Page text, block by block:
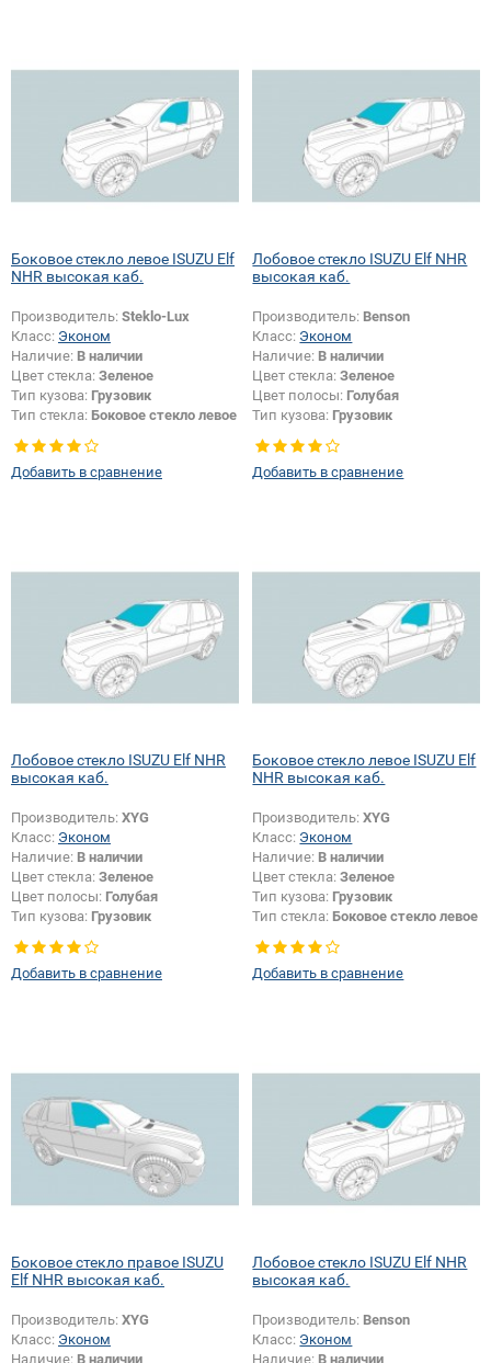
Боковое стекло левое ISUZU Elf
NHR высокая каб.
Производитель: Steklo-Lux
Класс: Эконом
Наличие: В наличии
Цвет стекла: Зеленое
Тип кузова: Грузовик
Тип стекла: Боковое стекло левое
Добавить в сравнение
Лобовое стекло ISUZU Elf NHR
высокая каб.
Производитель: Benson
Класс: Эконом
Наличие: В наличии
Цвет стекла:Зеленое
Цвет полосы: Голубая
Тип кузова: Грузовик
Добавить в сравнение
Лобовое стекло ISUZU Elf NHR
высокая каб.
Производитель: XYG
Класс: Эконом
Наличие: В наличии
Цвет стекла: Зеленое
Цвет полосы: Голубая
Тип кузова: Грузовик
Добавить в сравнение
Боковое стекло левое ISUZU Elf
NHR высокая каб.
Производитель:XYG
Класс: Эконом
Наличие: В наличии
Цвет стекла:Зеленое
Тип кузова: Грузовик
Тип стекла: Боковое стекло левое
Добавить в сравнение
Боковое стекло правое ISUZU
Elf NHR высокая каб.
Производитель: XYG
Класс: Эконом
Наличие: В наличии
Лобовое стекло ISUZU Elf NHR
высокая каб.
Производитель: Benson
Класс: Эконом
Наличие: В наличии